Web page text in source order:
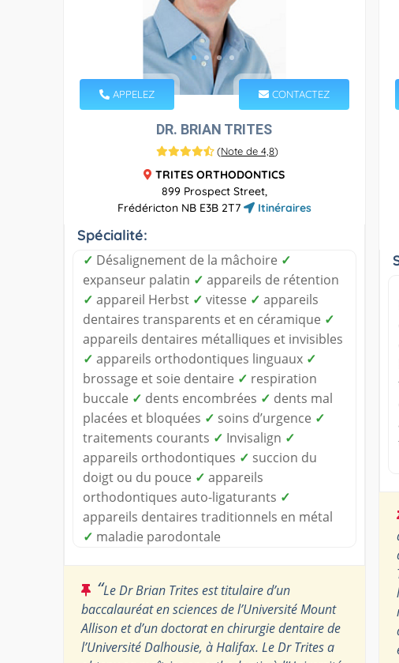
APPELEZ CONTACTEZ
DR. BRIAN TRITES
(Note de 4,8)
TRITES ORTHODONTICS
899 Prospect Street,
Frédéricton NB E3B 2T7
Itinéraires
Spécialité:
✓ Désalignement de la mâchoire ✓
expanseur palatin ✓ appareils de rétention
✓ appareil Herbst ✓ vitesse ✓ appareils
dentaires transparents et en céramique ✓
appareils dentaires métalliques et invisibles
✓ appareils orthodontiques linguaux ✓
brossage et soie dentaire ✓ respiration
buccale ✓ dents encombrées ✓ dents mal
placées et bloquées ✓ soins d’urgence ✓
traitements courants ✓ Invisalign ✓
appareils orthodontiques ✓ succion du
doigt ou du pouce ✓ appareils
orthodontiques auto-ligaturants ✓
appareils dentaires traditionnels en métal
✓ maladie parodontale
“Le Dr Brian Trites est titulaire d’un
baccalauréat en sciences de l’Université Mount
Allison et d’un doctorat en chirurgie dentaire de
l’Université Dalhousie, à Halifax. Le Dr Trites a